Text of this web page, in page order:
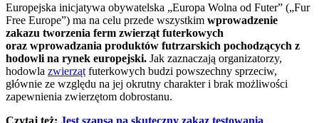
Europejska inicjatywa obywatelska „Europa Wolna od Futer” („Fur
Free Europe”) ma na celu przede wszystkim wprowadzenie
zakazu tworzenia ferm zwierząt futerkowych
oraz wprowadzania produktów futrzarskich pochodzących z
hodowli na rynek europejski. Jak zaznaczają organizatorzy,
hodowla zwierząt futerkowych budzi powszechny sprzeciw,
głównie ze względu na jej okrutny charakter i brak możliwości
zapewnienia zwierzętom dobrostanu.
Czytaj też: Jest szansa na skuteczny zakaz testowania